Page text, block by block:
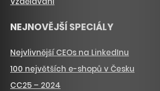
NEJNOVĚJŠÍ SPECIÁLY
Nejvlivnější CEOs na LinkedInu
100 největších e-shopů v Česku
CC25 – 2024